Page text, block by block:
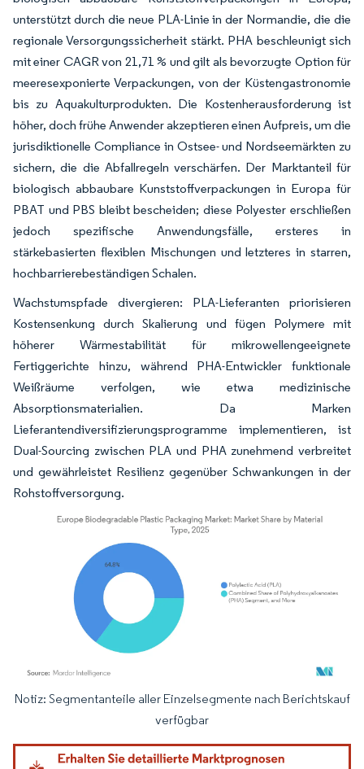
unterstützt durch die neue PLA-Linie in der Normandie, die die
regionale Versorgungssicherheit stärkt. PHA beschleunigt sich
mit einer CAGR von 21,71 % und gilt als bevorzugte Option für
meeresexponierte Verpackungen, von der Küstengastronomie
bis zu Aquakulturprodukten. Die Kostenherausforderung ist
höher, doch frühe Anwender akzeptieren einen Aufpreis, um die
jurisdiktionelle Compliance in Ostsee- und Nordseemärkten zu
sichern, die die Abfallregeln verschärfen. Der Marktanteil für
biologisch abbaubare Kunststoffverpackungen in Europa für
PBAT und PBS bleibt bescheiden; diese Polyester erschließen
jedoch spezifische Anwendungsfälle, ersteres in
stärkebasierten flexiblen Mischungen und letzteres in starren,
hochbarrierebeständigen Schalen.
Wachstumspfade divergieren: PLA-Lieferanten priorisieren
Kostensenkung durch Skalierung und fügen Polymere mit
höherer Wärmestabilität für mikrowellengeeignete
Fertiggerichte hinzu, während PHA-Entwickler funktionale
Weißräume verfolgen, wie etwa medizinische
Absorptionsmaterialien. Da Marken
Lieferantendiversifizierungsprogramme implementieren, ist
Dual-Sourcing zwischen PLA und PHA zunehmend verbreitet
und gewährleistet Resilienz gegenüber Schwankungen in der
Rohstoffversorgung.
Bild © Mordor Intelligence. Wiederverwendung erfordert Namensnennung gemäß
Notiz: Segmentanteile aller Einzelsegmente nach Berichtskauf
verfügbar